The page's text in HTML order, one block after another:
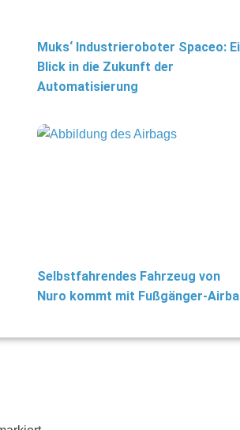
Muks‘ Industrieroboter Spaceo:
Blick in die Zukunft der
Automatisierung
Selbstfahrendes Fahrzeug von
Nuro kommt mit Fußgänger-